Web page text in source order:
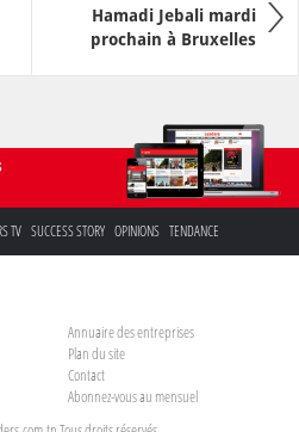
Hamadi Jebali mardi
prochain à Bruxelles
TV SUCCESS STORY OPINIONS TENDANCE
Annuaire des entreprises
Plan du site
Contact
Abonnez-vous au mensuel